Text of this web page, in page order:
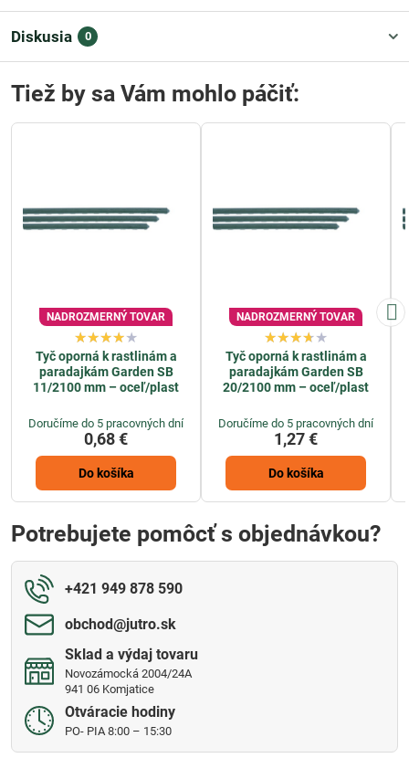
Diskusia 0
Tiež by sa Vám mohlo páčiť:
NADROZMERNÝ TOVAR
Tyč oporná k rastlinám a
paradajkám Garden SB
11/2100 mm – oceľ/plast
Doručíme do 5 pracovných dní
0,68 €
Do košíka
NADROZMERNÝ TOVAR
Tyč oporná k rastlinám a
paradajkám Garden SB
20/2100 mm – oceľ/plast
Doručíme do 5 pracovných dní
1,27 €
Do košíka
Potrebujete pomôcť s objednávkou?
+421 949 878 590
obchod​@jutro​.sk
Sklad a výdaj tovaru
Novozámocká 2004/24A
941 06 Komjatice
Otváracie hodiny
PO- PIA 8:00 – 15:30